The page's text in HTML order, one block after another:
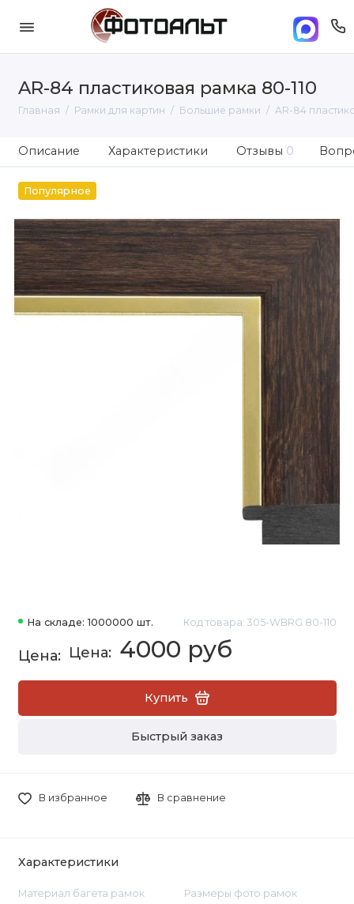
AR-84 пластиковая рамка 80-110
Главная Рамки для картин Большие рамки AR-84
Описание Характеристики Отзывы 0
Популярное
На складе: 1000000 шт. Код товара: 305-WBRG 80-110
4000 руб
Купить
Быстрый заказ
В избранное В сравнение
Характеристики
Материал багета рамок Размеры фото рамок